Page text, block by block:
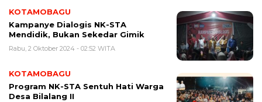
KOTAMOBAGU
Kampanye Dialogis NK-STA
Mendidik, Bukan Sekedar Gimik
Rabu, 2 Oktober 2024 - 02:52 WITA
KOTAMOBAGU
Program NK-STA Sentuh Hati Warga
Desa Bilalang II